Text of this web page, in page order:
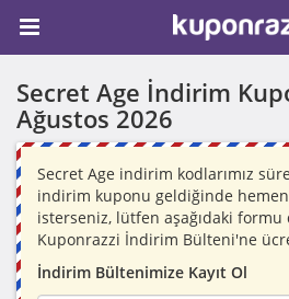
Secret Age İndirim
Ağustos 2026
Secret Age indirim kodlarımız
indirim kuponu geldiğinde
isterseniz, lütfen aşağıdaki
Kuponrazzi İndirim Bülteni'ne
İndirim Bültenimize Kayıt Ol